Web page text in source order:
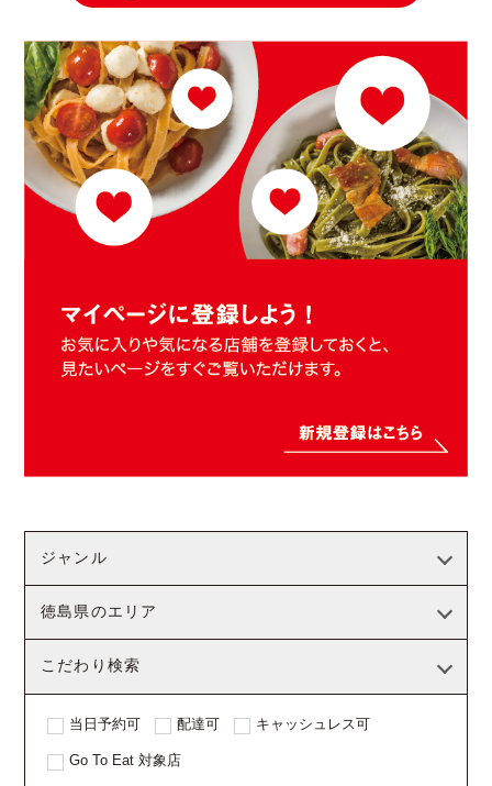
ジャンル
徳島県のエリア
こだわり検索
当日予約可 配達可 キャッシュレス可
Go To Eat 対象店